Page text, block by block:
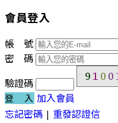
會員登入
帳 號
密 碼
驗證碼
登 入 加入會員
忘記密碼 | 重發認證信